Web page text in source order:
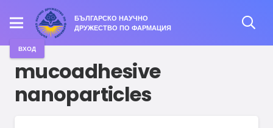
БЪЛГАРСКО НАУЧНО
ДРУЖЕСТВО ПО ФАРМАЦИЯ
ВХОД
mucoadhesive
nanoparticles